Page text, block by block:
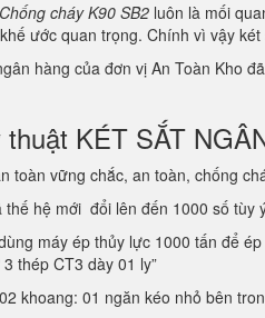
cháy K90 SB2 luôn là mối
ước quan trọng. Chính vì vậy
hàng của đơn vị An Toàn Kho
KÉT SẮT
toàn vững chắc, an toàn, chống
hệ mới đổi lên đến 1000 số tùy
máy ép thủy lực 1000 tấn để
thép CT3 dày 01 ly”
khoang: 01 ngăn kéo nhỏ bên